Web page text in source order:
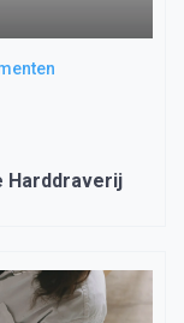
Harddraverij